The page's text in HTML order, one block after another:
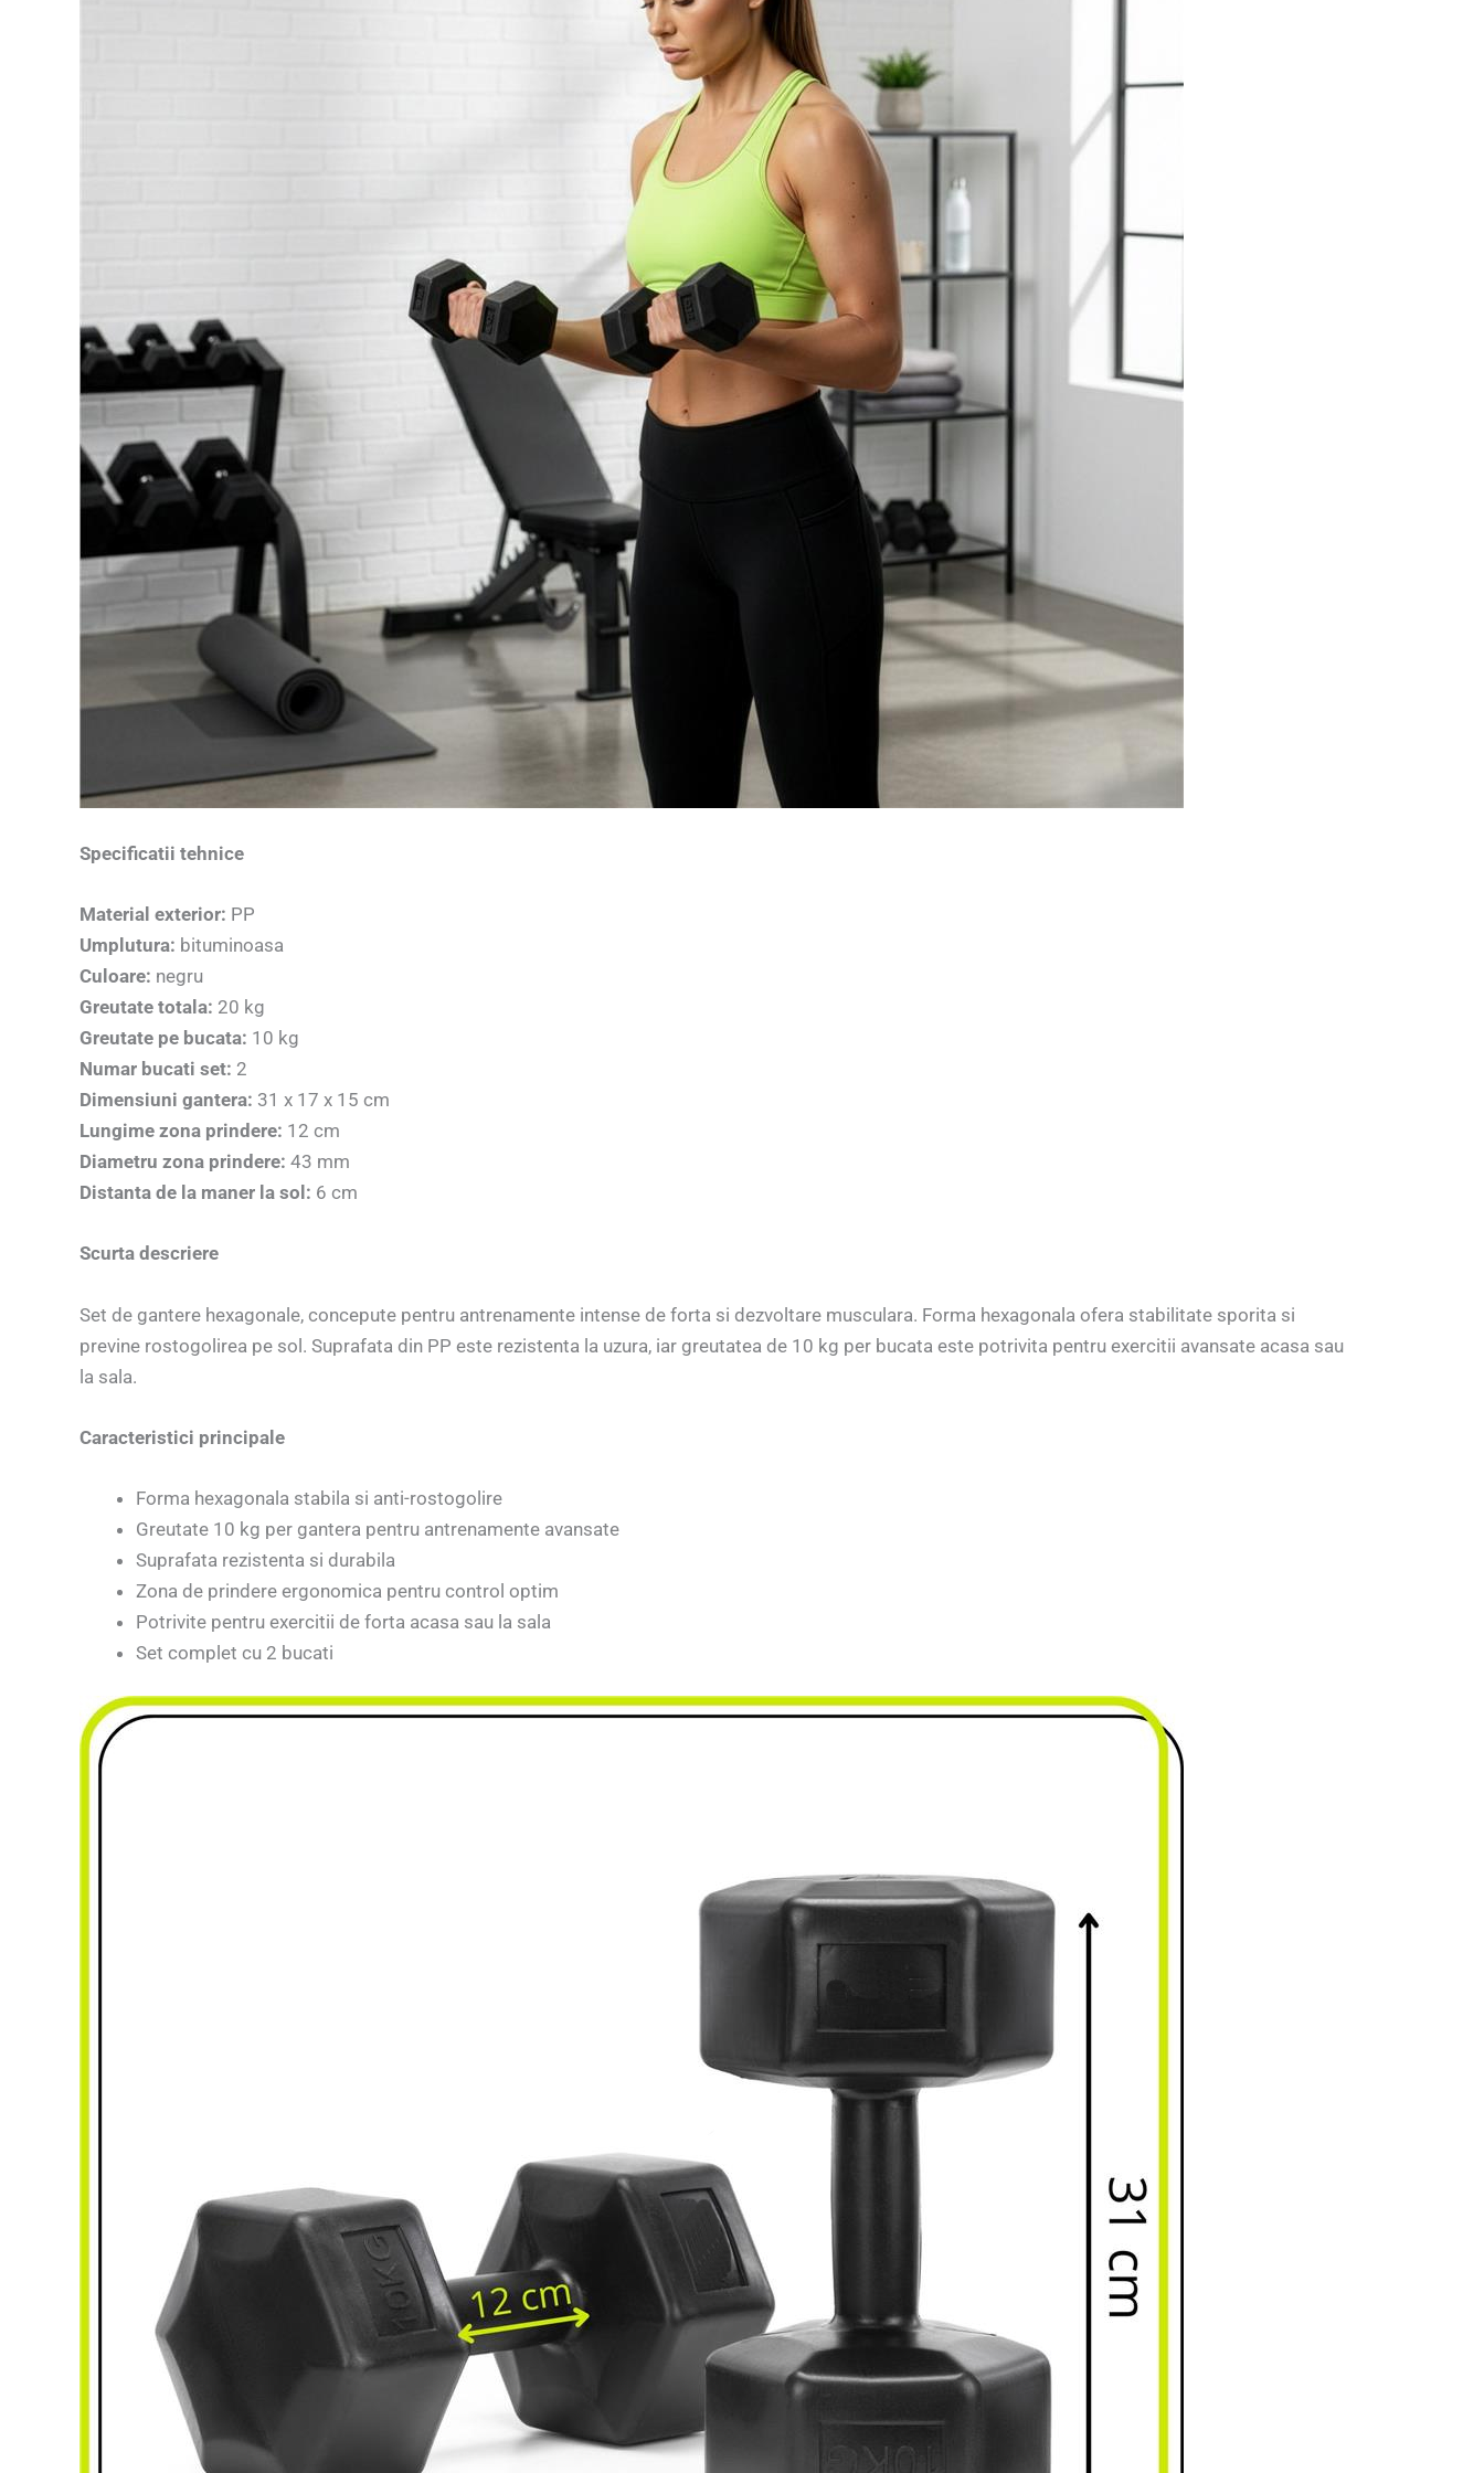
Specificatii tehnice
Material exterior: PP
Umplutura: bituminoasa
Culoare: negru
Greutate totala: 20 kg
Greutate pe bucata: 10 kg
Numar bucati set: 2
Dimensiuni gantera: 31 x 17 x 15 cm
Lungime zona prindere: 12 cm
Diametru zona prindere: 43 mm
Distanta de la maner la sol: 6 cm
Scurta descriere
Set de gantere hexagonale, concepute pentru antrenamente intense de forta si dezvoltare musculara. Forma hexagonala ofera stabilitate sporita si
previne rostogolirea pe sol. Suprafata din PP este rezistenta la uzura, iar greutatea de 10 kg per bucata este potrivita pentru exercitii avansate acasa sau
la sala.
Caracteristici principale
Forma hexagonala stabila si anti-rostogolire
Greutate 10 kg per gantera pentru antrenamente avansate
Suprafata rezistenta si durabila
Zona de prindere ergonomica pentru control optim
Potrivite pentru exercitii de forta acasa sau la sala
Set complet cu 2 bucati